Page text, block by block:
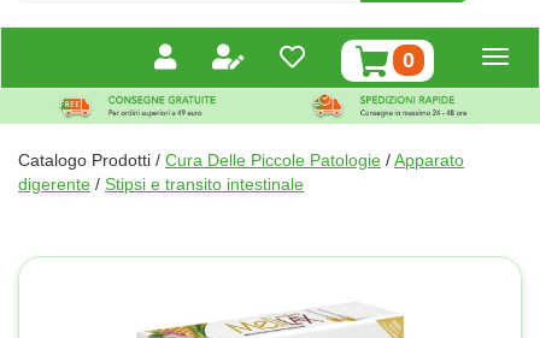
0prodotti
inseriti
Catalogo Prodotti / Cura Delle Piccole Patologie /Apparato
digerente / Stipsi e transito intestinale